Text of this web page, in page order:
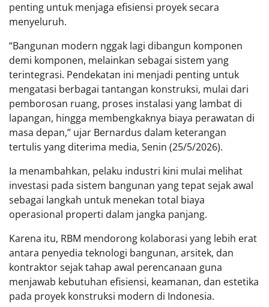
penting untuk menjaga efisiensi proyek secara
menyeluruh.
“Bangunan modern nggak lagi dibangun komponen
demi komponen, melainkan sebagai sistem yang
terintegrasi. Pendekatan ini menjadi penting untuk
mengatasi berbagai tantangan konstruksi, mulai dari
pemborosan ruang, proses instalasi yang lambat di
lapangan, hingga membengkaknya biaya perawatan di
masa depan,” ujar Bernardus dalam keterangan
tertulis yang diterima media, Senin (25/5/2026).
Ia menambahkan, pelaku industri kini mulai melihat
investasi pada sistem bangunan yang tepat sejak awal
sebagai langkah untuk menekan total biaya
operasional properti dalam jangka panjang.
Karena itu, RBM mendorong kolaborasi yang lebih erat
antara penyedia teknologi bangunan, arsitek, dan
kontraktor sejak tahap awal perencanaan guna
menjawab kebutuhan efisiensi, keamanan, dan estetika
pada proyek konstruksi modern di Indonesia.